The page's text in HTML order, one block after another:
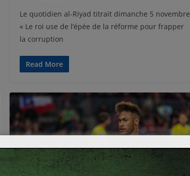
Le quotidien al-Riyad titrait dimanche 5 novembre
« Le roi use de l’épée de la réforme pour frapper
la corruption
Read More